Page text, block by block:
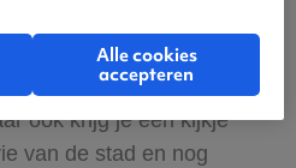
van
in dit museum.
werkende computer
ook krijg je een kijkje
van de stad en nog
Alle cookies
accepteren